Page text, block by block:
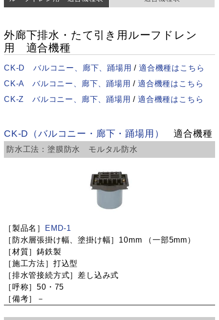
外廊下排水・たて引き用ルーフドレン
用 適合機種
CK-D バルコニー、廊下、踊場用 /適合機種はこちら
CK-A バルコニー、廊下、踊場用 /適合機種はこちら
CK-Z バルコニー、廊下、踊場用 /適合機種はこちら
CK-D（バルコニー・廊下・踊場用） 適合機種
塗膜防水 モルタル防水
EMD-1
10mm （一部5mm）
鋳鉄製
打込型
差し込み式
50・75
－